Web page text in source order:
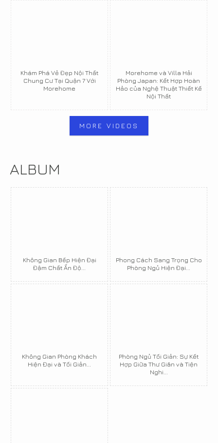
Khám Phá Vẻ Đẹp Nội Thất
Chung Cư Tại Quận 7 Với
Morehome
Morehome và Villa Hải
Phòng Japan: Kết Hợp Hoàn
Hảo của Nghệ Thuật Thiết Kế
Nội Thất
MORE VIDEOS
ALBUM
Không Gian Bếp Hiện Đại
Đậm Chất Ấn Độ...
Phong Cách Sang Trọng Cho
Phòng Ngủ Hiện Đại...
Không Gian Phòng Khách
Hiện Đại và Tối Giản...
Phòng Ngủ Tối Giản: Sự Kết
Hợp Giữa Thư Giãn và Tiện
Nghi...